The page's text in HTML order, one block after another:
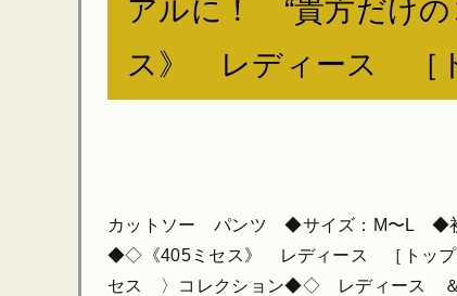
アルに！ “貴方だけ
ス》 レディース ［
カットソー パンツ ◆サイズ：M〜L ◆初
◆◇《405ミセス》 レディース ［トッ
セス 〉コレクション◆◇ レディース